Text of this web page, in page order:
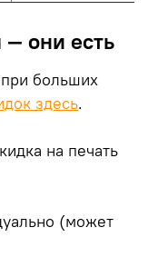
они есть
больших
здесь.
на печать
(может